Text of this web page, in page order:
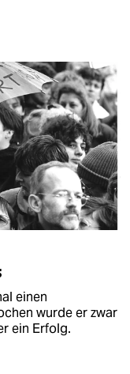
einen
wurde er zwar
ein Erfolg.